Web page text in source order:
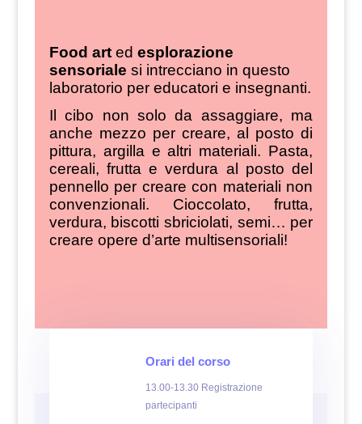
Food arted esplorazione
sensoriale si intrecciano in questo
laboratorio per educatori e insegnanti.
Il cibo non solo da assaggiare, ma
anche mezzo per creare, al posto di
pittura, argilla e altri materiali. Pasta,
cereali, frutta e verdura al posto del
pennello per creare con materiali non
convenzionali. Cioccolato, frutta,
verdura, biscotti sbriciolati, semi… per
creare opere d’arte multisensoriali!
Orari del corso
13.00-13.30 Registrazione
partecipanti